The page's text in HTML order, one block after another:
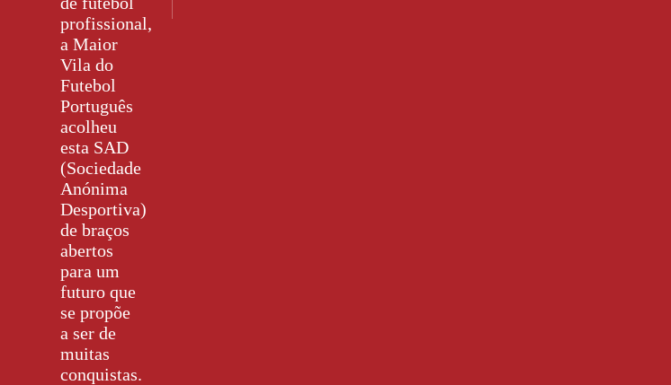
profissional,
a Maior
Vila do
Futebol
Português
acolheu
esta SAD
(Sociedade
Anónima
Desportiva)
de braços
abertos
para um
futuro que
se propõe
a ser de
muitas
conquistas.